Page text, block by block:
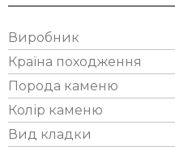
Виробник
Країна походження
Порода каменю
Колір каменю
Вид кладки